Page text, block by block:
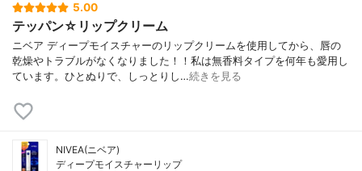
5.00
テッパン☆リップクリーム
ニベア ディープモイスチャーのリップクリームを使用してから、唇の
乾燥やトラブルがなくなりました！！私は無香料タイプを何年も愛用し
ています。ひとぬりで、しっとりし…続きを見る
NIVEA(ニベア)
ディープモイスチャーリップ